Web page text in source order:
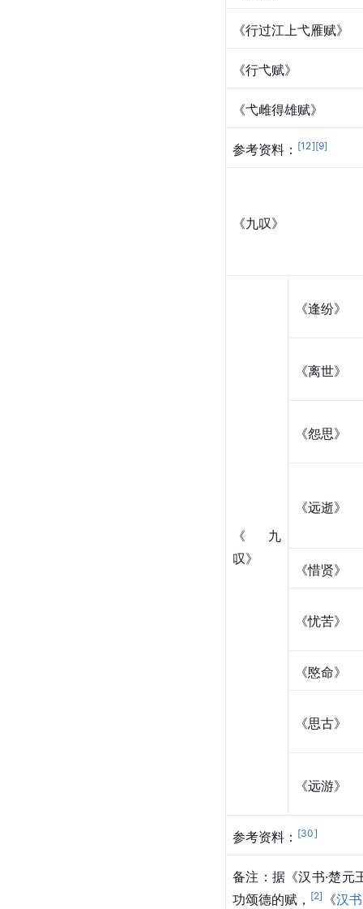
《行过江上弋雁赋》
《行弋赋》
《弋雌得雄赋》
参考资料： [12][9]
《九叹》
《九
叹》
《逢纷》
《离世》
《怨思》
《远逝》
《惜贤》
《忧苦》
《愍命》
《思古》
《远游》
参考资料： [30]
备注：据《汉书·楚元
功颂德的赋， [2] 《汉